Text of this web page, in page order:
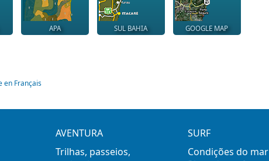
APA SUL BAHIA GOOGLE MAP
en Français
AVENTURA
Trilhas, passeios,
SURF
Condições do mar